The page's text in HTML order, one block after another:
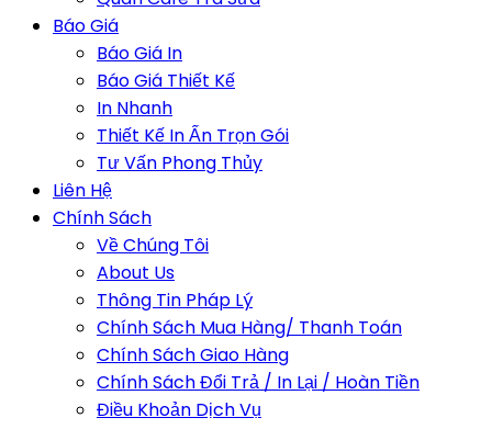
Báo Giá
Báo Giá In
Báo Giá Thiết Kế
In Nhanh
Thiết Kế In Ấn Trọn Gói
Tư Vấn Phong Thủy
Liên Hệ
Chính Sách
Về Chúng Tôi
About Us
Thông Tin Pháp Lý
Chính Sách Mua Hàng/ Thanh Toán
Chính Sách Giao Hàng
Chính Sách Đổi Trả / In Lại / Hoàn Tiền
Điều Khoản Dịch Vụ